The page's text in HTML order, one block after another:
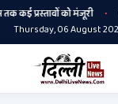
प्रस्तावों को मंजूरी •
Thursday, 06 August